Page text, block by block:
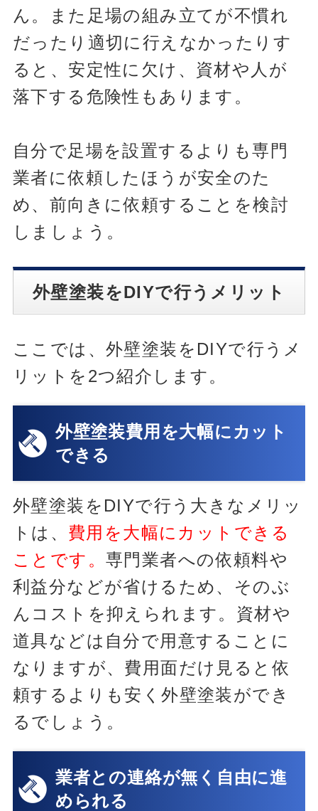
ん。また足場の組み立てが不慣れ
だったり適切に行えなかったりす
ると、安定性に欠け、資材や人が
落下する危険性もあります。
自分で足場を設置するよりも専門
業者に依頼したほうが安全のた
め、前向きに依頼することを検討
しましょう。
外壁塗装をDIYで行うメリット
ここでは、外壁塗装をDIYで行うメ
リットを2つ紹介します。
外壁塗装費用を大幅にカット
できる
外壁塗装をDIYで行う大きなメリッ
トは、 費用を大幅にカットできる
ことです。 専門業者への依頼料や
利益分などが省けるため、そのぶ
んコストを抑えられます。資材や
道具などは自分で用意することに
なりますが、費用面だけ見ると依
頼するよりも安く外壁塗装ができ
るでしょう。
業者との連絡が無く自由に進
められる